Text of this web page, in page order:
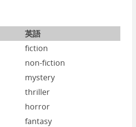
英語
fiction
non-fiction
mystery
thriller
horror
fantasy